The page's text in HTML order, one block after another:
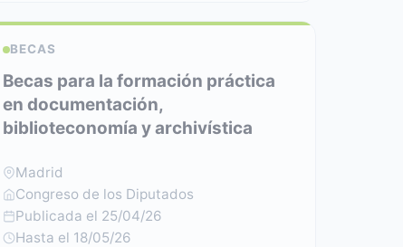
BECAS
Becas para la formación práctica
en documentación,
biblioteconomía y archivística
Madrid
Congreso de los Diputados
Publicada el 25/04/26
Hasta el 18/05/26